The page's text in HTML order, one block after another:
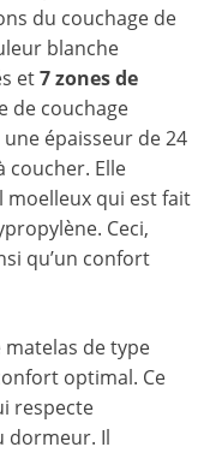
du couchage de
blanche
et7 zones de
de couchage
épaisseur de 24
coucher. Elle
qui est fait
Ceci,
qu’un confort
matelas de type
optimal. Ce
respecte
dormeur. Il